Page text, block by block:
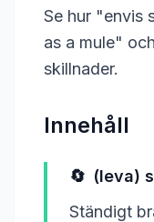
Se hur "envis
as a mule"
skillnader.
Innehåll
🔄 (leva)
Ständigt